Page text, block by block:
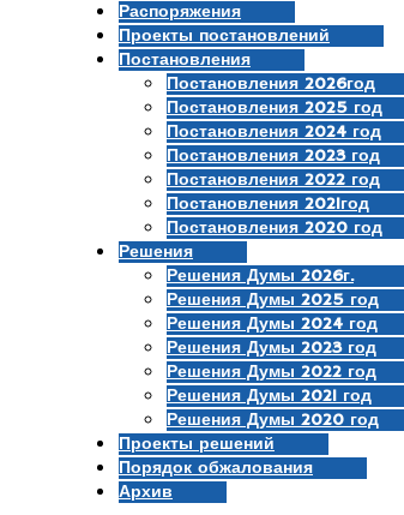
Распоряжения
Проекты постановлений
Постановления
Постановления 2026год
Постановления 2025 год
Постановления 2024 год
Постановления 2023 год
Постановления 2022 год
Постановления 2021год
Постановления 2020 год
Решения
Решения Думы 2026г.
Решения Думы 2025 год
Решения Думы 2024 год
Решения Думы 2023 год
Решения Думы 2022 год
Решения Думы 2021 год
Решения Думы 2020 год
Проекты решений
Порядок обжалования
Архив